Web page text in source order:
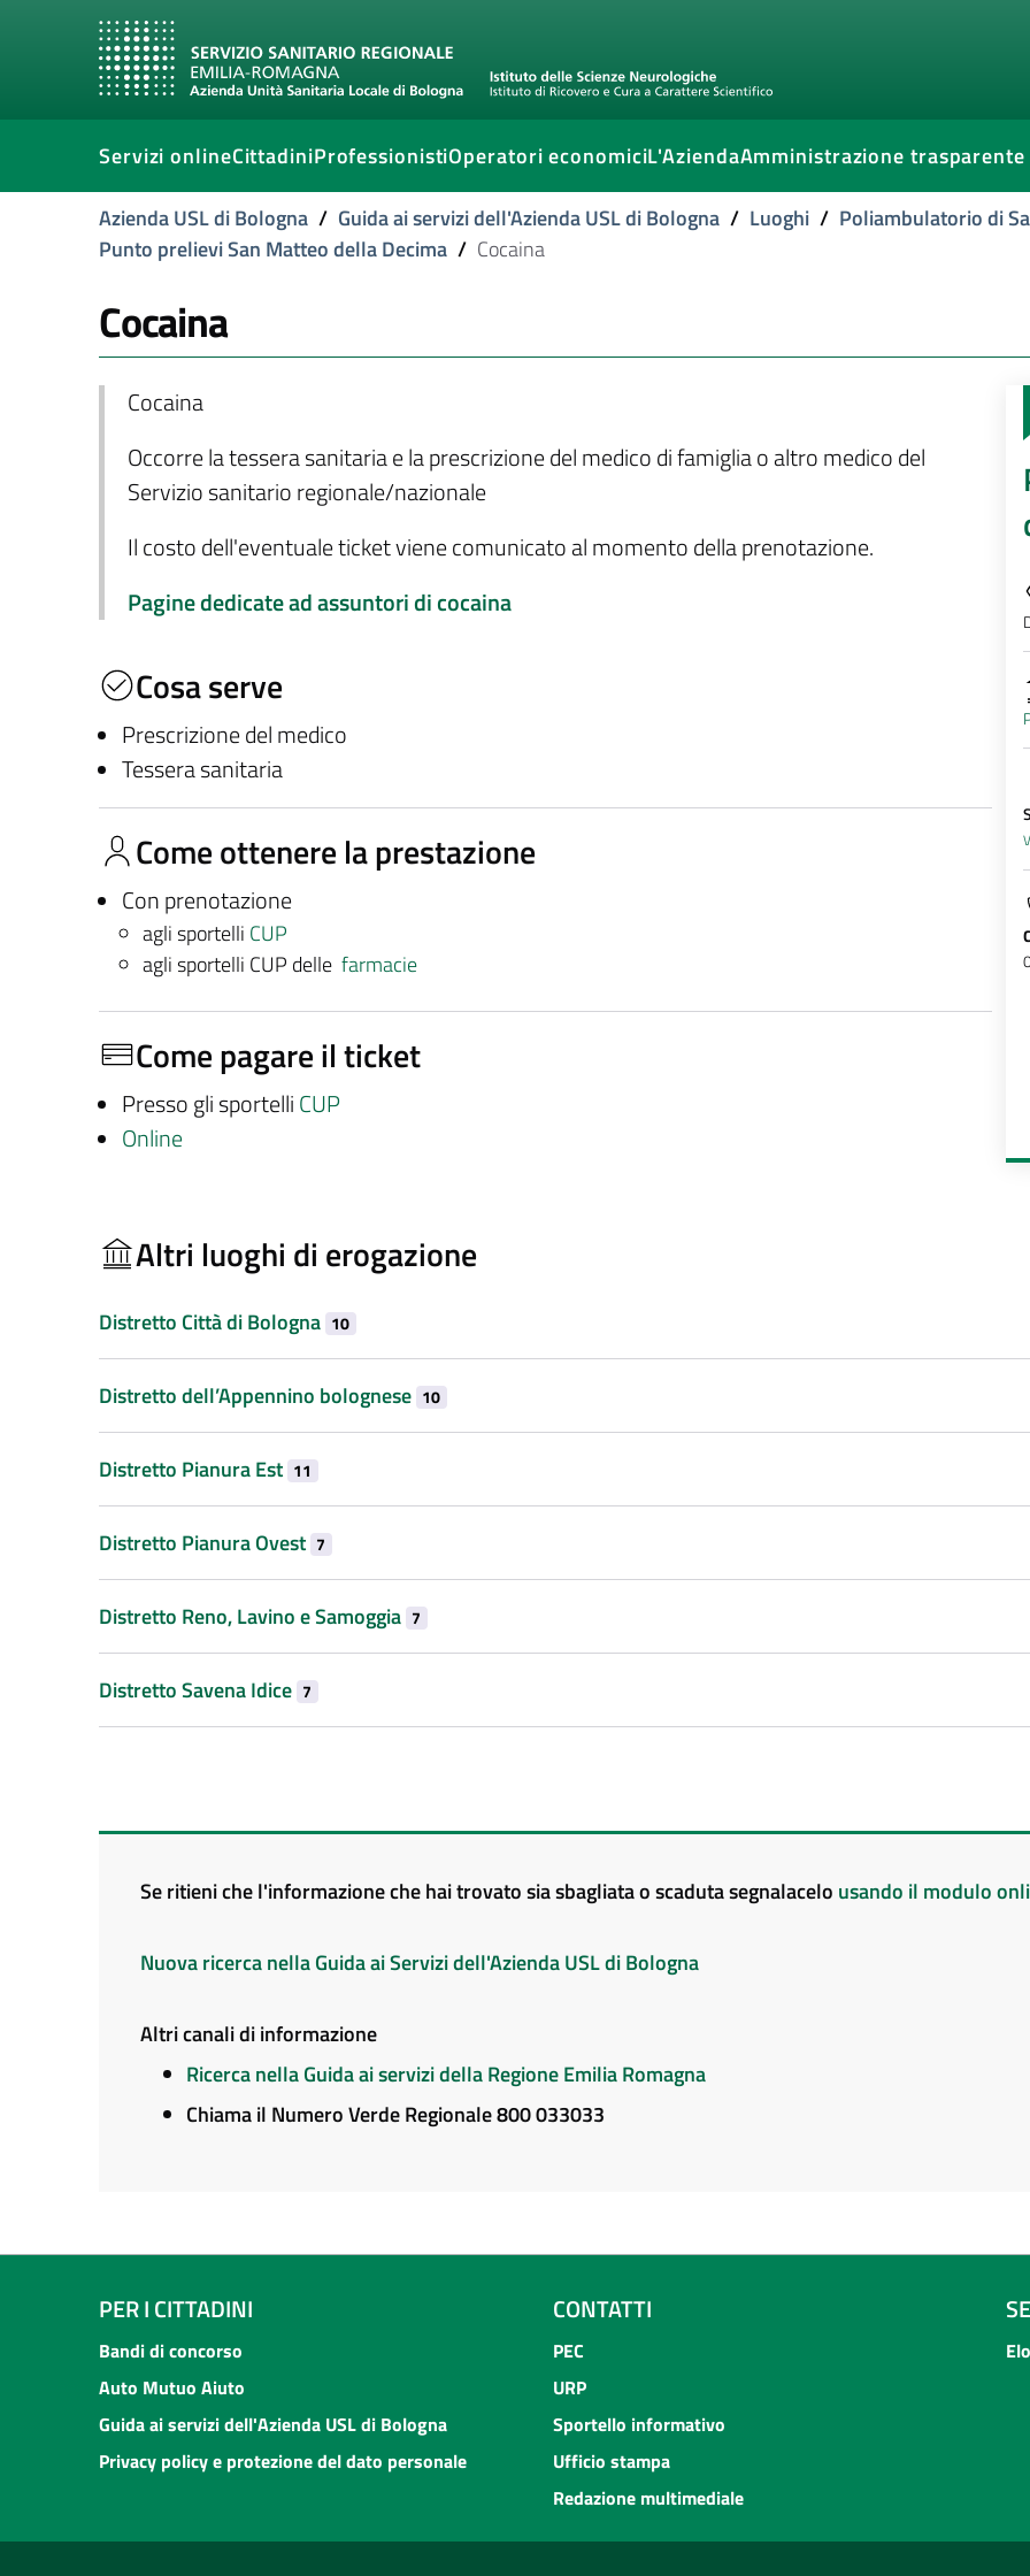
Servizi onlineCittadiniProfessionistiOperatori economiciL'AziendaAmministrazione trasparente
Azienda USL di Bologna / Guida ai servizi dell'Azienda USL di Bologna / Luoghi / Poliambulatorio di
Punto prelievi San Matteo della Decima / Cocaina
Cocaina
Cocaina
Occorre la tessera sanitaria e la prescrizione del medico di famiglia o altro medico del
Servizio sanitario regionale/nazionale
Il costo dell'eventuale ticket viene comunicato al momento della prenotazione.
Pagine dedicate ad assuntori di cocaina
Cosa serve
Prescrizione del medico
Tessera sanitaria
Come ottenere la prestazione
Con prenotazione
agli sportelli CUP
agli sportelli CUP delle farmacie
Come pagare il ticket
Presso gli sportelli CUP
Online
Altri luoghi di erogazione
Distretto Città di Bologna 10
Distretto dell’Appennino bolognese 10
Distretto Pianura Est 11
Distretto Pianura Ovest 7
Distretto Reno, Lavino e Samoggia 7
Distretto Savena Idice 7
Se ritieni che l'informazione che hai trovato sia sbagliata o scaduta segnalacelo usando il modulo
Nuova ricerca nella Guida ai Servizi dell'Azienda USL di Bologna
Altri canali di informazione
Ricerca nella Guida ai servizi della Regione Emilia Romagna
Chiama il Numero Verde Regionale 800 033033
PER I CITTADINI
Bandi di concorso
Auto Mutuo Aiuto
Guida ai servizi dell'Azienda USL di Bologna
Privacy policy e protezione del dato personale
CONTATTI
PEC
URP
Sportello informativo
Ufficio stampa
Redazione multimediale